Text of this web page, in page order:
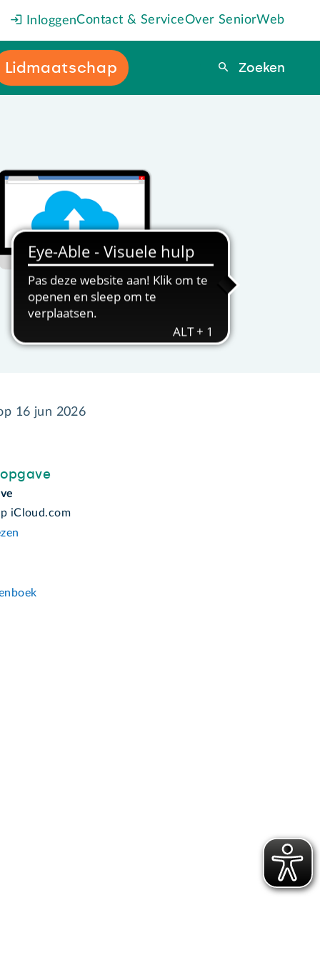
InloggenContact & ServiceOver SeniorWeb
Lidmaatschap Zoeken
Zoeken
16 jun 2026
iCloud.com